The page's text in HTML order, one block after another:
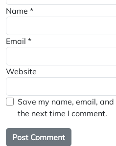
Name *
Email *
Website
Save my name, email,
the next time I comment.